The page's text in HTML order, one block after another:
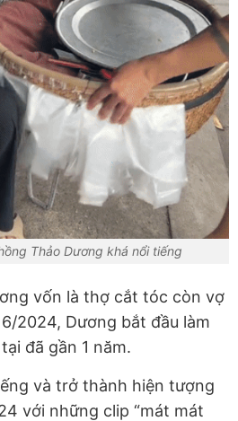
Thảo Dương khá nổi tiếng
vốn là thợ cắt tóc còn vợ
2024, Dương bắt đầu làm
đã gần 1 năm.
và trở thành hiện tượng
với những clip “mát mát